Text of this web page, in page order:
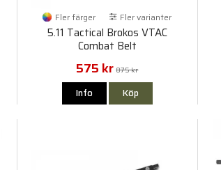
Fler färger Fler varianter
5.11 Tactical Brokos VTAC
Combat Belt
575 kr 875 kr
Info Köp